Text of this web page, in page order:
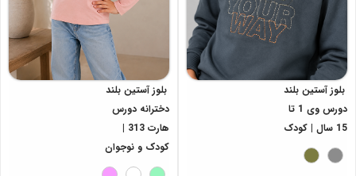
بلوز آستین بلند
دورس وی 1 تا
15 سال | کودک
بلوز آستین بلند
دخترانه دورس
هارت 313 |
کودک و نوجوان